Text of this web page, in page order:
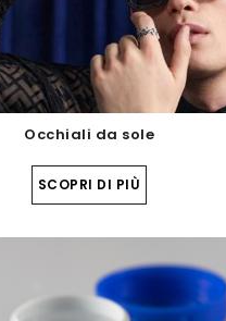
Occhiali da sole
SCOPRI DI PIÙ